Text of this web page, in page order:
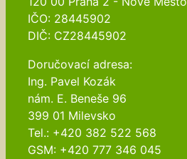
IČO: 28445902
DIČ: CZ28445902
Doručovací adresa:
Ing. Pavel Kozák
nám. E. Beneše 96
399 01 Milevsko
Tel.: +420 382 522 568
GSM: +420 777 346 045